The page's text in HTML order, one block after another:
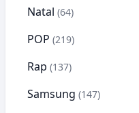
Natal (64)
POP (219)
Rap (137)
Samsung (147)